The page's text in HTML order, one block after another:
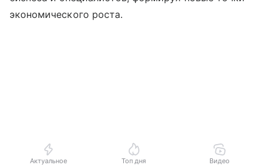
экономического роста.
Актуальное Топ дня Видео